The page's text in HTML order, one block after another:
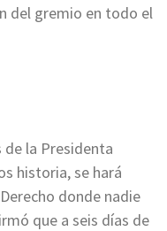
del gremio en todo el
la Presidenta
historia, se hará
donde nadie
que a seis días de